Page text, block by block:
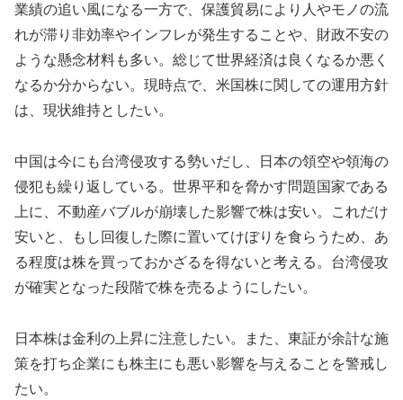
業績の追い風になる一方で、保護貿易により人やモノの流
れが滞り非効率やインフレが発生することや、財政不安の
ような懸念材料も多い。総じて世界経済は良くなるか悪く
なるか分からない。現時点で、米国株に関しての運用方針
は、現状維持としたい。
中国は今にも台湾侵攻する勢いだし、日本の領空や領海の
侵犯も繰り返している。世界平和を脅かす問題国家である
上に、不動産バブルが崩壊した影響で株は安い。これだけ
安いと、もし回復した際に置いてけぼりを食らうため、あ
る程度は株を買っておかざるを得ないと考える。台湾侵攻
が確実となった段階で株を売るようにしたい。
日本株は金利の上昇に注意したい。また、東証が余計な施
策を打ち企業にも株主にも悪い影響を与えることを警戒し
たい。